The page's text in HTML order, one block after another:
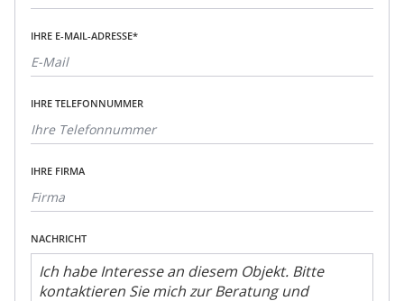
IHRE E-MAIL-ADRESSE*
IHRE TELEFONNUMMER
IHRE FIRMA
NACHRICHT